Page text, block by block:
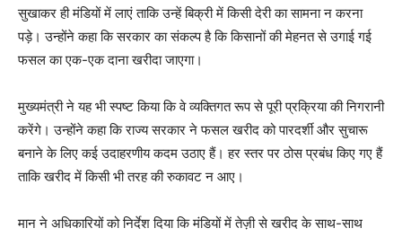
सुखाकर ही मंडियों में लाएं ताकि उन्हें बिक्री में किसी देरी का सामना न करना
पड़े। उन्होंने कहा कि सरकार का संकल्प है कि किसानों की मेहनत से उगाई गई
फसल का एक-एक दाना खरीदा जाएगा।
मुख्यमंत्री ने यह भी स्पष्ट किया कि वे व्यक्तिगत रूप से पूरी प्रक्रिया की निगरानी
करेंगे। उन्होंने कहा कि राज्य सरकार ने फसल खरीद को पारदर्शी और सुचारू
बनाने के लिए कई उदाहरणीय कदम उठाए हैं। हर स्तर पर ठोस प्रबंध किए गए हैं
ताकि खरीद में किसी भी तरह की रुकावट न आए।
मान ने अधिकारियों को निर्देश दिया कि मंडियों में तेज़ी से खरीद के साथ-साथ